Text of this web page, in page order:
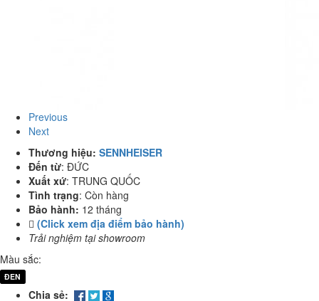
Previous
Next
Thương hiệu: SENNHEISER
Đến từ: ĐỨC
Xuất xứ: TRUNG QUỐC
Tình trạng: Còn hàng
Bảo hành: 12 tháng
(Click xem địa điểm bảo hành)
Trải nghiệm tại showroom
Màu sắc:
ĐEN
Chia sẻ: